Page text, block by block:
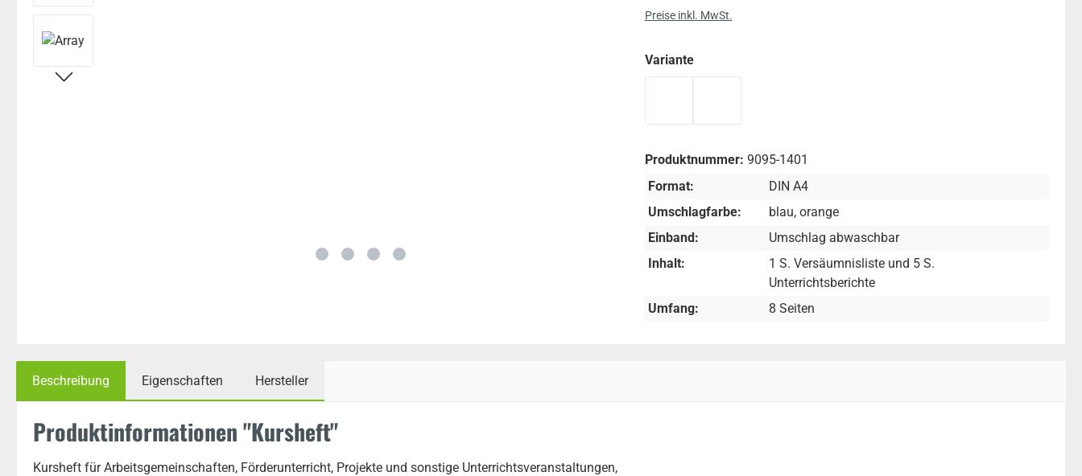
Preise inkl. MwSt.
Varianteauswählen
Produktnummer: 9095-1401
Format:
DIN A4
Umschlagfarbe:
blau, orange
Einband:
Umschlag abwaschbar
Inhalt:
1 S. Versäumnisliste und 5 S.
Unterrichtsberichte
Umfang:
8 Seiten
Beschreibung Eigenschaften Hersteller
Produktinformationen "Kursheft"
Kursheft für Arbeitsgemeinschaften, Förderunterricht, Projekte und sonstige Unterrichtsveranstaltungen,